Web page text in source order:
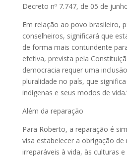
Decreto nº 7.747, de 05 de
Em relação ao povo brasileiro,
conselheiros, significará que
de forma mais contundente
efetiva, prevista pela
democracia requer uma
pluralidade no país, que
indígenas e seus modos de
Além da reparação
Para Roberto, a reparação é
visa estabelecer a obrigação
irreparáveis à vida, às culturas